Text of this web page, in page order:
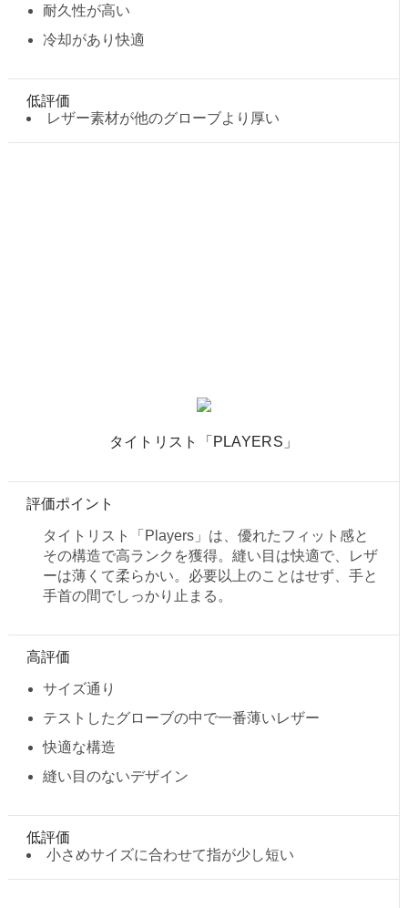
耐久性が高い
冷却があり快適
低評価
レザー素材が他のグローブより厚い
タイトリスト「PLAYERS」
評価ポイント
タイトリスト「Players」は、優れたフィット感と
その構造で高ランクを獲得。縫い目は快適で、レザ
ーは薄くて柔らかい。必要以上のことはせず、手と
手首の間でしっかり止まる。
高評価
サイズ通り
テストしたグローブの中で一番薄いレザー
快適な構造
縫い目のないデザイン
低評価
小さめサイズに合わせて指が少し短い